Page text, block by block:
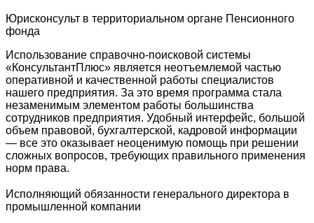
Юрисконсульт в территориальном органе Пенсионного
фонда
Использование справочно-поисковой системы
«КонсультантПлюс» является неотъемлемой частью
оперативной и качественной работы специалистов
нашего предприятия. За это время программа стала
незаменимым элементом работы большинства
сотрудников предприятия. Удобный интерфейс, большой
объем правовой, бухгалтерской, кадровой информации
— все это оказывает неоценимую помощь при решении
сложных вопросов, требующих правильного применения
норм права.
Исполняющий обязанности генерального директора в
промышленной компании